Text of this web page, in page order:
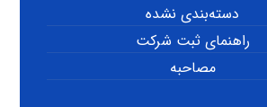
دسته‌بندی نشده
راهنمای ثبت شرکت
مصاحبه